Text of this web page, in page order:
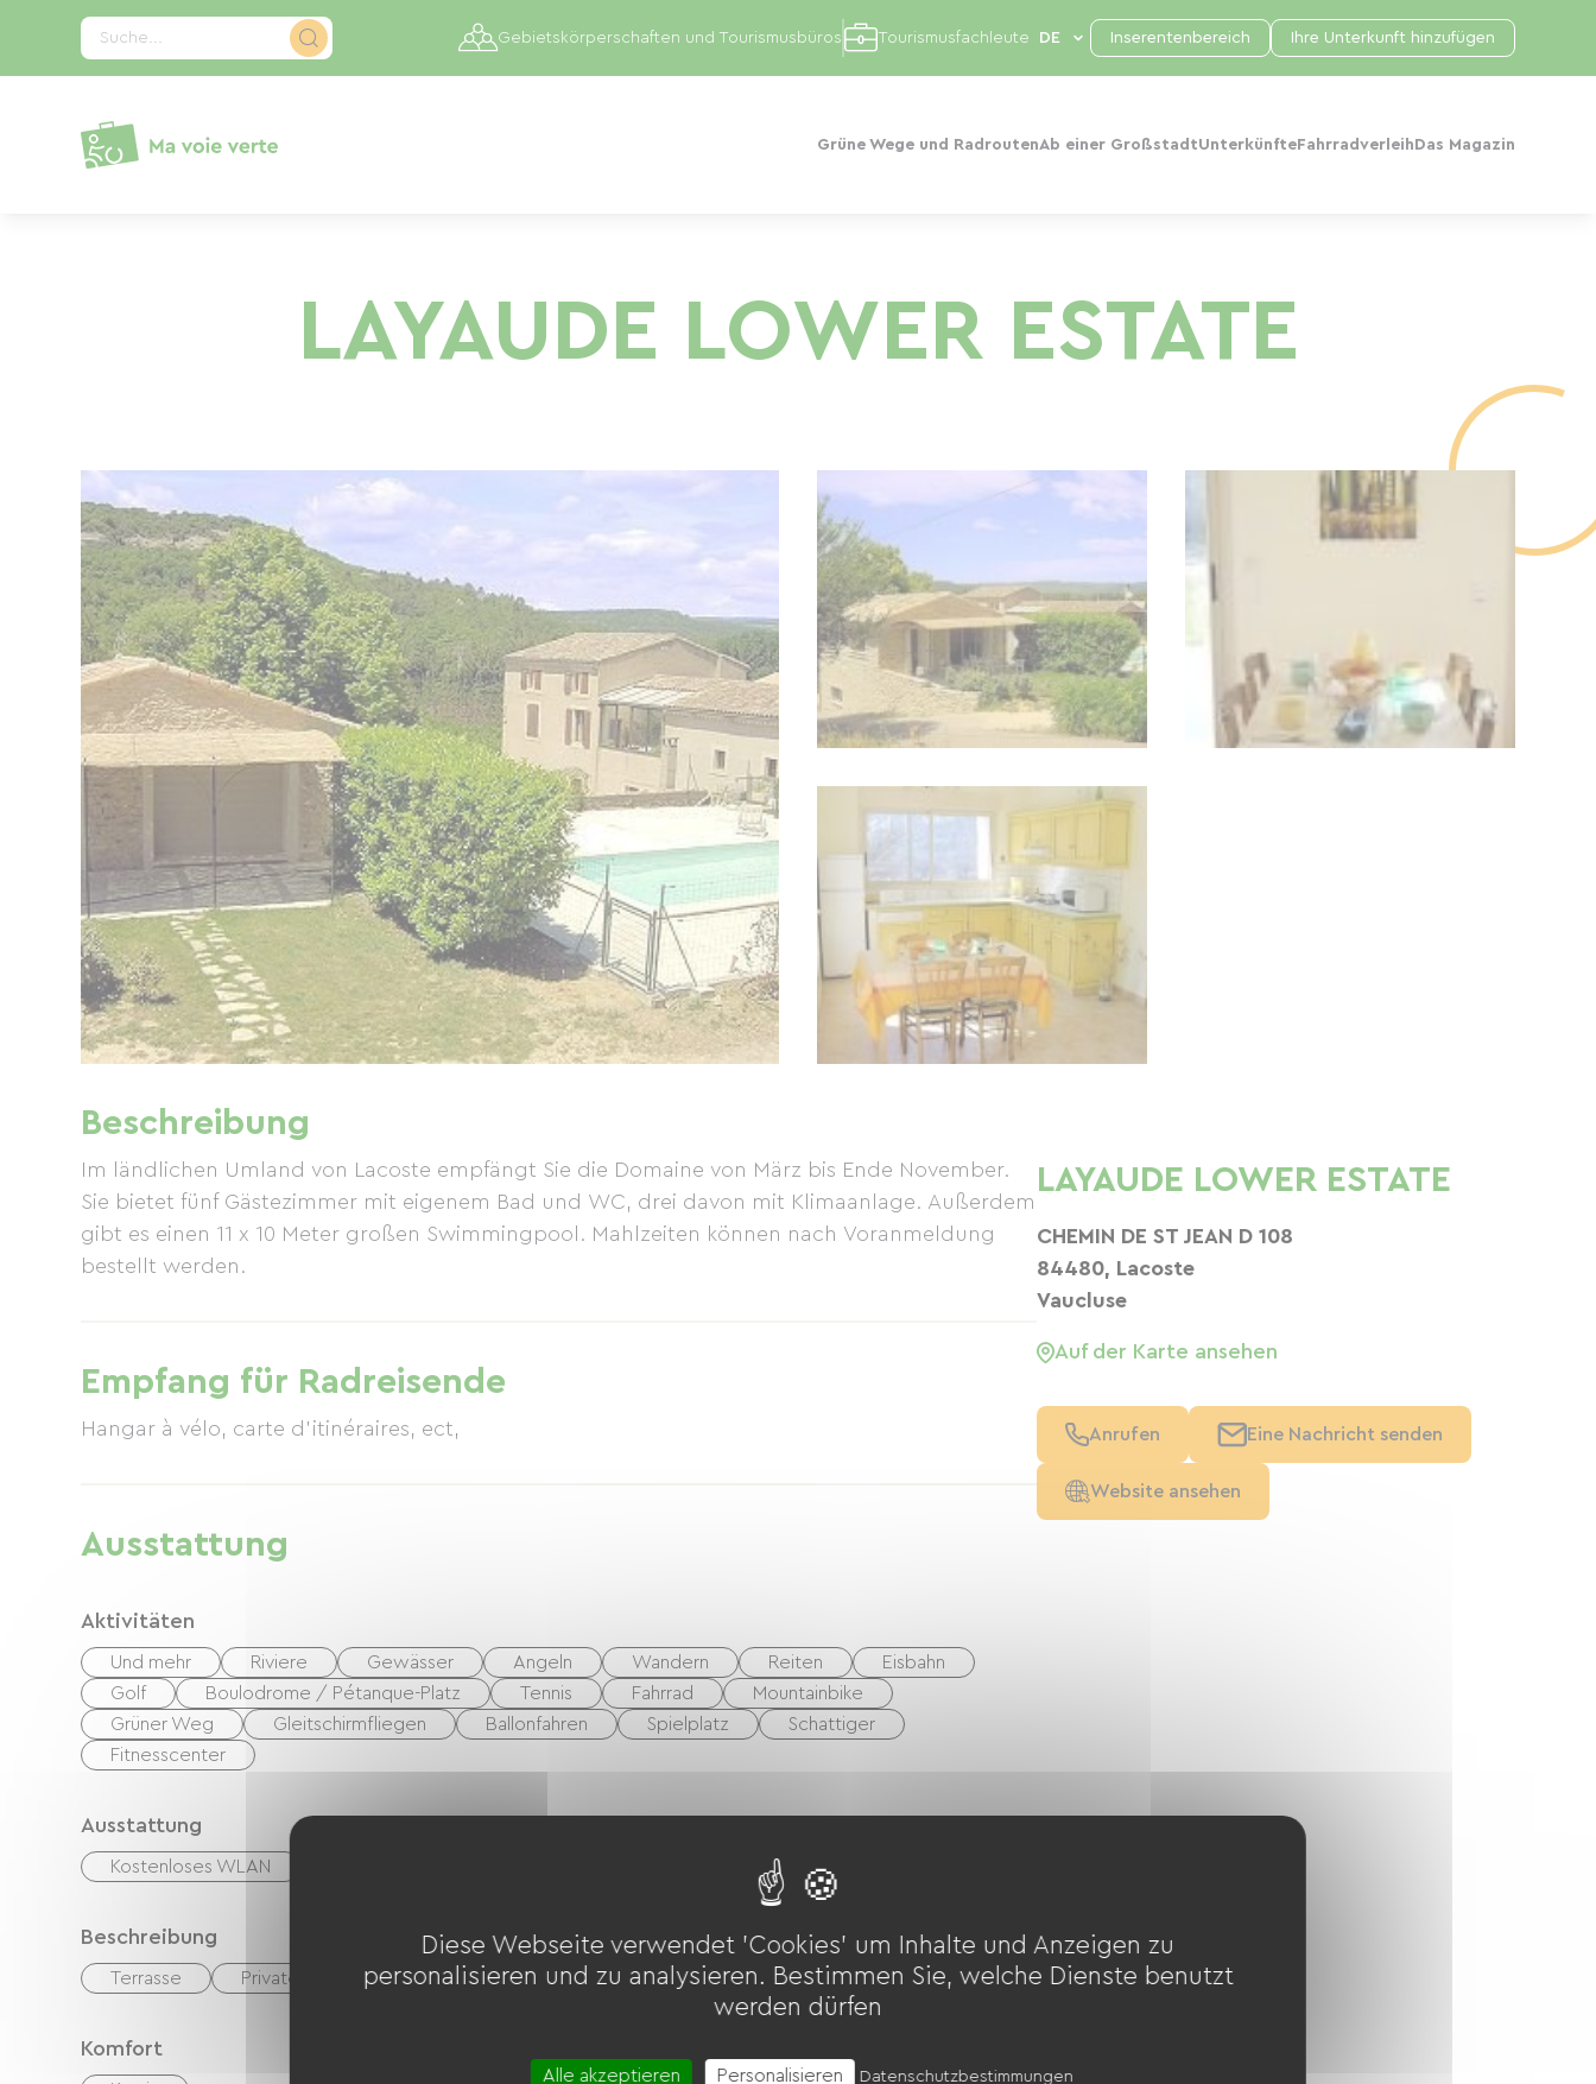
Suche...
Grüne Wege und RadroutenAb einer GroßstadtUnterkünfte Fahrradverleih Das Magazin
Gebietskörperschaften und Tourismusbüros Tourismusfachleute Inserentenbereich Ihre Unterkunft hinzufügen
LAYAUDE LOWER ESTATE
Beschreibung
Im ländlichen Umland von Lacoste empfängt Sie die Domaine von März bis Ende November.
Sie bietet fünf Gästezimmer mit eigenem Bad und WC, drei davon mit Klimaanlage. Außerdem
gibt es einen 11 x 10 Meter großen Swimmingpool. Mahlzeiten können nach Voranmeldung
bestellt werden.
Empfang für Radreisende
Hangar à vélo, carte d'itinéraires, ect,
Ausstattung
Aktivitäten
Und mehr Riviere Gewässer Angeln Wandern Reiten
Eisbahn
Golf
Boulodrome / Pétanque-Platz Tennis Fahrrad
Mountainbike
Grüner Weg
Gleitschirmfliegen Ballonfahren Spielplatz
Schattiger
Fitnesscenter
Ausstattung
Kostenloses WLAN
Beschreibung
Terrasse Privates, umzäuntes Gelände
Komfort
LAYAUDE LOWER ESTATE
CHEMIN DE ST JEAN D 108
84480, Lacoste
Vaucluse
Auf der Karte ansehen
Anrufen Eine Nachricht senden
Website ansehen
Cookie-Einstellungen
Diese Webseite verwendet 'Cookies' um Inhalte und Anzeigen zu
personalisieren und zu analysieren. Bestimmen Sie, welche Dienste benutzt
werden dürfen
Alle akzeptieren Personalisieren Datenschutzbestimmungen